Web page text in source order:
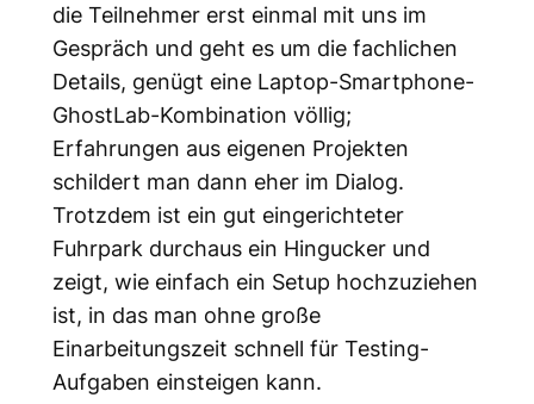
die Teilnehmer erst einmal mit uns im
Gespräch und geht es um die fachlichen
Details, genügt eine Laptop-Smartphone-
GhostLab-Kombination völlig;
Erfahrungen aus eigenen Projekten
schildert man dann eher im Dialog.
Trotzdem ist ein gut eingerichteter
Fuhrpark durchaus ein Hingucker und
zeigt, wie einfach ein Setup hochzuziehen
ist, in das man ohne große
Einarbeitungszeit schnell für Testing-
Aufgaben einsteigen kann.